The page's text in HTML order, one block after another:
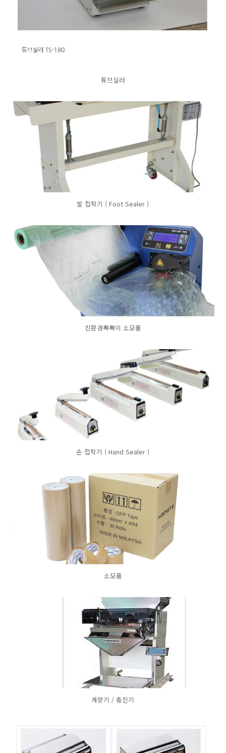
튜브실러
발 접착기 ( Foot Sealer )
친환경뽁뽁이 소모품
손 접착기 ( Hand Sealer )
소모품
계량기 / 충진기